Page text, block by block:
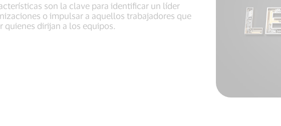
son la clave para identificar un líder
o impulsar a aquellos trabajadores que
quienes dirijan a los equipos.